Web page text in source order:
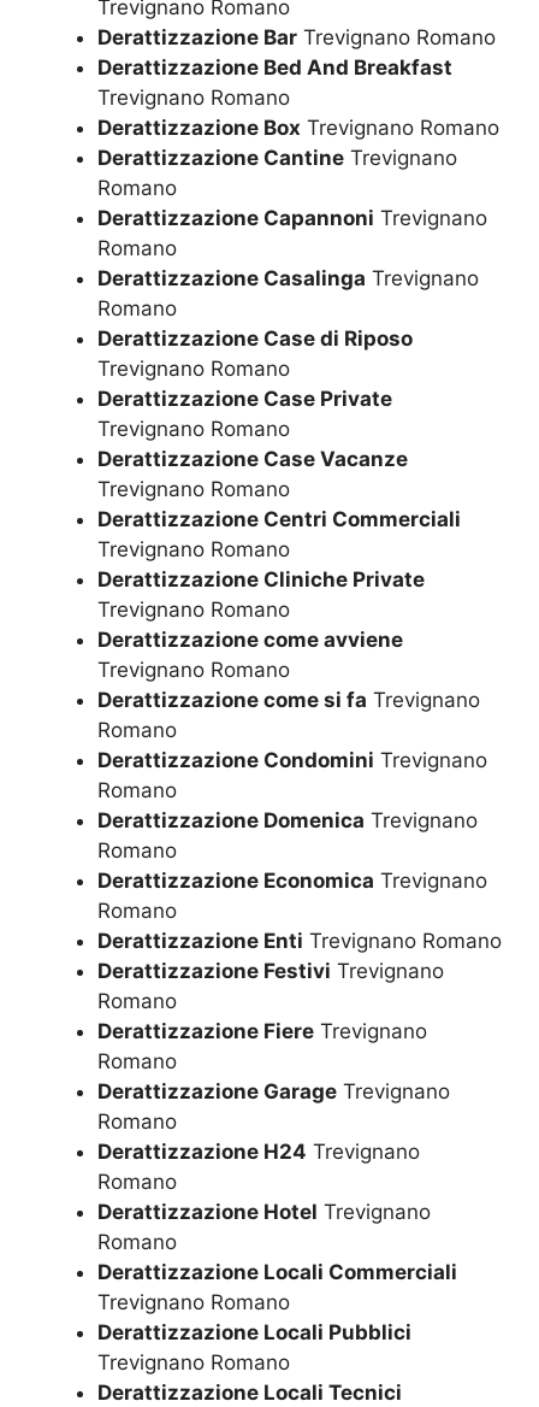
Trevignano Romano
Derattizzazione Bar Trevignano Romano
Derattizzazione Bed And Breakfast
Trevignano Romano
Derattizzazione Box Trevignano Romano
Derattizzazione Cantine Trevignano
Romano
Derattizzazione Capannoni Trevignano
Romano
Derattizzazione Casalinga Trevignano
Romano
Derattizzazione Case di Riposo
Trevignano Romano
Derattizzazione Case Private
Trevignano Romano
Derattizzazione Case Vacanze
Trevignano Romano
Derattizzazione Centri Commerciali
Trevignano Romano
Derattizzazione Cliniche Private
Trevignano Romano
Derattizzazione come avviene
Trevignano Romano
Derattizzazione come si fa Trevignano
Romano
Derattizzazione Condomini Trevignano
Romano
Derattizzazione Domenica Trevignano
Romano
Derattizzazione Economica Trevignano
Romano
Derattizzazione Enti Trevignano Romano
Derattizzazione Festivi Trevignano
Romano
Derattizzazione Fiere Trevignano
Romano
Derattizzazione Garage Trevignano
Romano
Derattizzazione H24 Trevignano
Romano
Derattizzazione Hotel Trevignano
Romano
Derattizzazione Locali Commerciali
Trevignano Romano
Derattizzazione Locali Pubblici
Trevignano Romano
Derattizzazione Locali Tecnici